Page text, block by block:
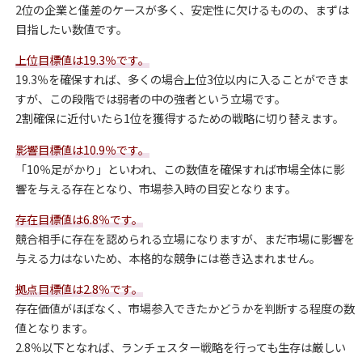
2位の企業と僅差のケースが多く、安定性に欠けるものの、まずは
目指したい数値です。
上位目標値は19.3％です。
19.3％を確保すれば、多くの場合上位3位以内に入ることができま
すが、この段階では弱者の中の強者という立場です。
2割確保に近付いたら1位を獲得するための戦略に切り替えます。
影響目標値は10.9％です。
「10％足がかり」といわれ、この数値を確保すれば市場全体に影
響を与える存在となり、市場参入時の目安となります。
存在目標値は6.8％です。
競合相手に存在を認められる立場になりますが、まだ市場に影響を
与える力はないため、本格的な競争には巻き込まれません。
拠点目標値は2.8％です。
存在価値がほぼなく、市場参入できたかどうかを判断する程度の数
値となります。
2.8％以下となれば、ランチェスター戦略を行っても生存は厳しい